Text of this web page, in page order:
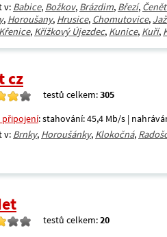
v: Babice, Božkov, Brázdim, Březí,
, Horoušany, Hrusice, Chomutovice,
Křenice, Křížkový Újezdec, Kunice, Kuří,
cz
testů celkem:305
připojení: stahování: 45,4 Mb/s |
v: Brnky, Horoušánky, Klokočná,
testů celkem:20